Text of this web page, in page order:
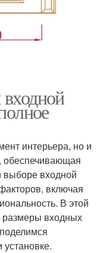
интерьера, но и
обеспечивающая
выборе входной
включая
В этой
размеры входных